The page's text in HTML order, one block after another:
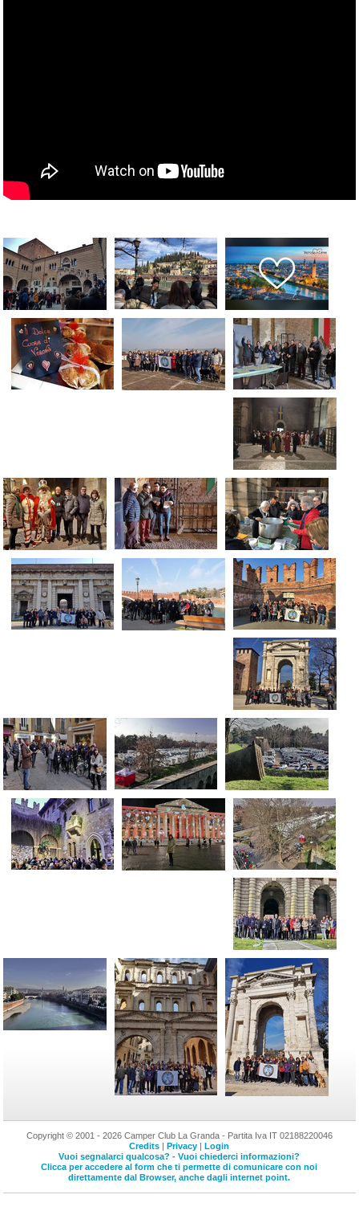
Copyright © 2001 - 2026 Camper Club La Granda - Partita Iva IT 02188220046
Credits
Privacy
Login
Vuoi segnalarci qualcosa? - Vuoi chiederci informazioni?
Clicca per accedere al form che ti permette di comunicare con noi
direttamente dal Browser, anche dagli internet point.